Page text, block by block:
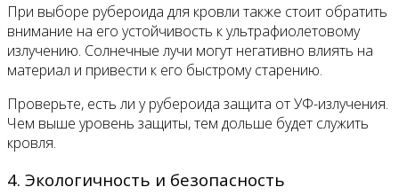
При выборе рубероида для кровли также стоит обратить
внимание на его устойчивость к ультрафиолетовому
излучению. Солнечные лучи могут негативно влиять на
материал и привести к его быстрому старению.
Проверьте, есть ли у рубероида защита от УФ-излучения.
Чем выше уровень защиты, тем дольше будет служить
кровля.
4. Экологичность и безопасность